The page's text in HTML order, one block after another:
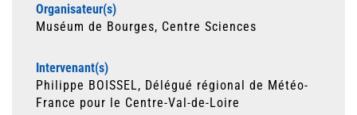
Organisateur(s)
Muséum de Bourges, Centre Sciences
Intervenant(s)
Philippe BOISSEL, Délégué régional de Météo-
France pour le Centre-Val-de-Loire